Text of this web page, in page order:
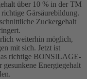
über 10 % in der TM
Gärsäurebildung.
Zuckergehalt
weiterhin möglich,
mit sich. Jetzt ist
richtige BONSILAGE-
gesunkene Energiegehalt